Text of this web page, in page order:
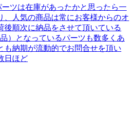
ツは在庫があったかと思ったら一
、人気の商品は常にお客様からのオ
後順次に納品をさせて頂いている
）となっているパーツも数多くあ
も納期が流動的でお問合せを頂い
日ほど